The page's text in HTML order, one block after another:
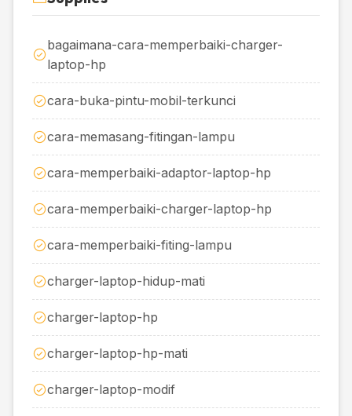
bagaimana-cara-memperbaiki-charger-
laptop-hp
cara-buka-pintu-mobil-terkunci
cara-memasang-fitingan-lampu
cara-memperbaiki-adaptor-laptop-hp
cara-memperbaiki-charger-laptop-hp
cara-memperbaiki-fiting-lampu
charger-laptop-hidup-mati
charger-laptop-hp
charger-laptop-hp-mati
charger-laptop-modif